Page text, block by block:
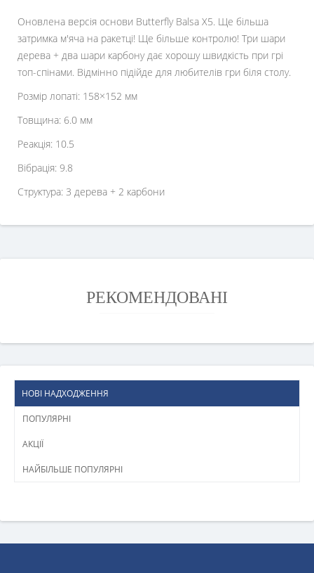
Оновлена версія основи Butterfly Balsa X5. Ще більша
затримка м'яча на ракетці! Ще більше контролю! Три шари
дерева + два шари карбону дає хорошу швидкість при грі
топ-спінами. Відмінно підійде для любителів гри біля столу.
Розмір лопаті: 158×152 мм
Товщина: 6.0 мм
Реакція: 10.5
Вібрація: 9.8
Структура: 3 дерева + 2 карбони
РЕКОМЕНДОВАНІ
НОВІ НАДХОДЖЕННЯ
ПОПУЛЯРНІ
АКЦІЇ
НАЙБІЛЬШЕ ПОПУЛЯРНІ